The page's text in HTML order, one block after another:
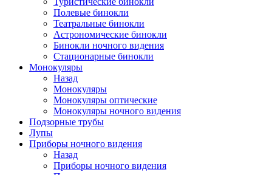
Полевые бинокли
Театральные бинокли
Астрономические бинокли
Бинокли ночного видения
Стационарные бинокли
Монокуляры
Назад
Монокуляры
Монокуляры оптические
Монокуляры ночного видения
Подзорные трубы
Лупы
Приборы ночного видения
Назад
Приборы ночного видения